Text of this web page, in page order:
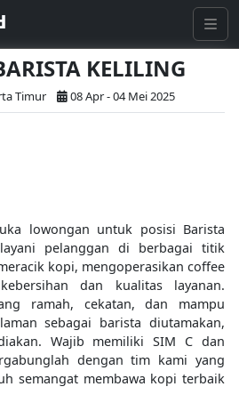
KELILING
Timur 08 Apr - 04 Mei 2025
lowongan untuk posisi Barista
pelanggan di berbagai titik
kopi, mengoperasikan coffee
dan kualitas layanan.
ramah, cekatan, dan mampu
sebagai barista diutamakan,
Wajib memiliki SIM C dan
dengan tim kami yang
semangat membawa kopi terbaik